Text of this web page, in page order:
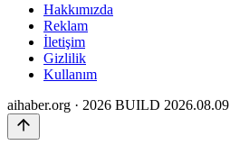
Hakkımızda
Reklam
İletişim
Gizlilik
Kullanım
aihaber.org · 2026 BUILD 2026.08.09